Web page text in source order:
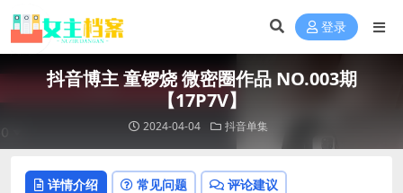
登录
抖音博主 童锣烧 微密圈作品 NO.003期
【17P7V】
2024-04-04 抖音单集
详情介绍 常见问题 评论建议